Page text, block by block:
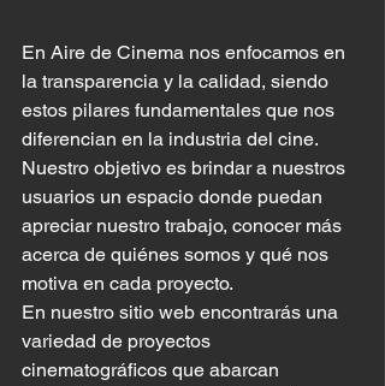
En Aire de Cinema nos enfocamos en
la transparencia y la calidad, siendo
estos pilares fundamentales que nos
diferencian en la industria del cine.
Nuestro objetivo es brindar a nuestros
usuarios un espacio donde puedan
apreciar nuestro trabajo, conocer más
acerca de quiénes somos y qué nos
motiva en cada proyecto.
En nuestro sitio web encontrarás una
variedad de proyectos
cinematográficos que abarcan